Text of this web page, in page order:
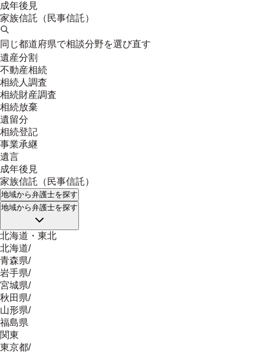
成年後見
家族信託（民事信託）
同じ都道府県で相談分野を選び直す
遺産分割
不動産相続
相続人調査
相続財産調査
相続放棄
遺留分
相続登記
事業承継
遺言
成年後見
家族信託（民事信託）
地域から弁護士を探す
地域から弁護士を探す
北海道・東北
北海道/
青森県/
岩手県/
宮城県/
秋田県/
山形県/
福島県
関東
東京都/